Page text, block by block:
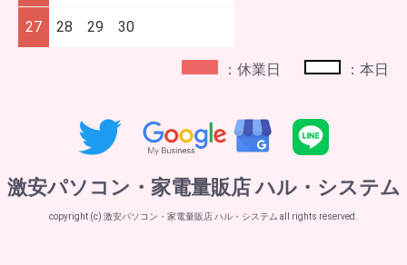
27 28 29 30
：休業日 ：本日
激安パソコン・家電量販店 ハル・システム
copyright (c) 激安パソコン・家電量販店 ハル・システム all rights reserved.